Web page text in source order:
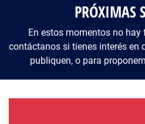
PRÓXIMAS
En estos momentos no hay
contáctanos si tienes interés en
publiquen, o para